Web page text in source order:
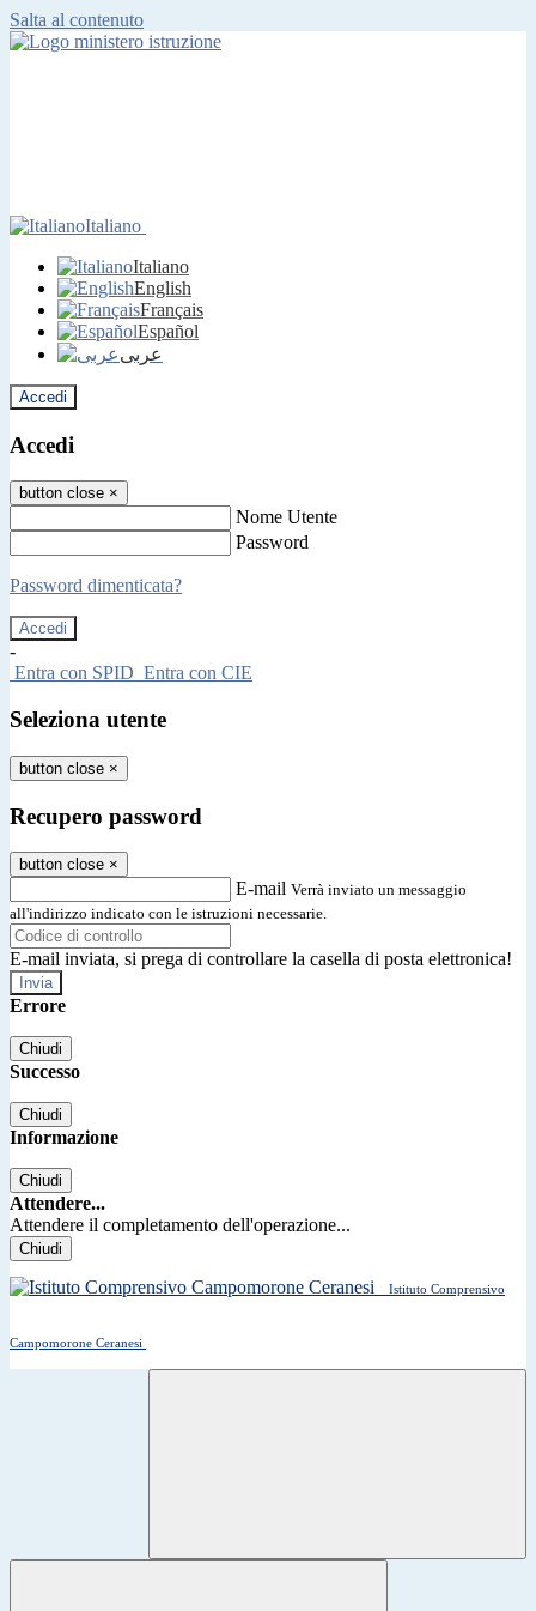
Salta al contenuto
Italiano
Italiano
English
Français
Español
عربى
Accedi
Accedi
button close ×
Nome Utente
Password
Password dimenticata?
-
Entra con SPID Entra con CIE
Seleziona utente
button close ×
Recupero password
button close ×
E-mail Verrà inviato un messaggio
all'indirizzo indicato con le istruzioni necessarie.
E-mail inviata, si prega di controllare la casella di posta elettronica!
Errore
Chiudi
Successo
Chiudi
Informazione
Chiudi
Attendere...
Attendere il completamento dell'operazione...
Chiudi
Istituto Comprensivo
Campomorone Ceranesi